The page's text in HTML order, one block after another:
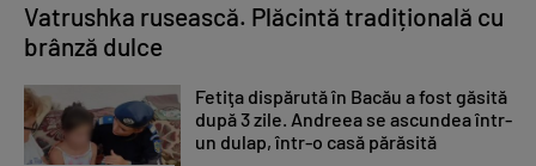
Vatrushka rusească. Plăcintă tradițională cu
brânză dulce
Fetiţa dispărută în Bacău a fost găsită
după 3 zile. Andreea se ascundea într-
un dulap, într-o casă părăsită